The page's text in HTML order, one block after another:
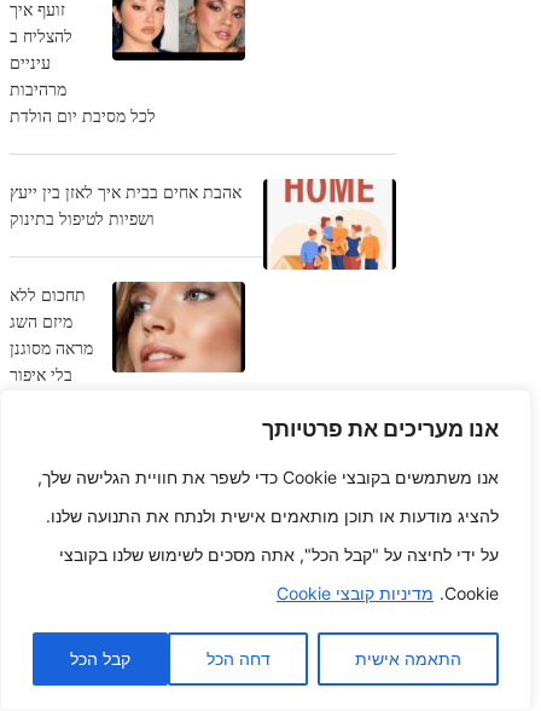
אנו מעריכים את פרטיותך
אנו משתמשים בקובצי Cookie כדי לשפר את חוויית הגלישה שלך,
להציג מודעות או תוכן מותאמים אישית ולנתח את התנועה שלנו.
על ידי לחיצה על "קבל הכל", אתה מסכים לשימוש שלנו בקובצי
Cookie. מדיניות קובצי Cookie
התאמה אישית דחה הכל קבל הכל
זועף איך
להצליח ב
עיניים
מרהיבות
לכל מסיבת יום הולדת
אהבת אחים בבית איך לאזן בין ייעץ
ושפיות לטיפול בתינוק
תחכום ללא
מיזם השג
מראה מסוגנן
בלי איפור
מנגינה ערש נופי סצנות מרגיעות
כדי לסייע לתינוקך עצום עיניים
זיכרונות בלי
ילדים קטנים